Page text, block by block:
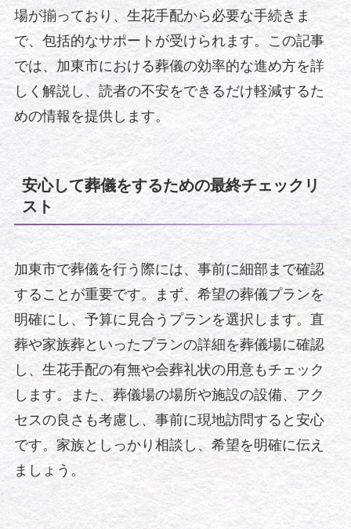
場が揃っており、生花手配から必要な手続きま
で、包括的なサポートが受けられます。この記事
では、加東市における葬儀の効率的な進め方を詳
しく解説し、読者の不安をできるだけ軽減するた
めの情報を提供します。
安心して葬儀をするための最終チェックリ
スト
加東市で葬儀を行う際には、事前に細部まで確認
することが重要です。まず、希望の葬儀プランを
明確にし、予算に見合うプランを選択します。直
葬や家族葬といったプランの詳細を葬儀場に確認
し、生花手配の有無や会葬礼状の用意もチェック
します。また、葬儀場の場所や施設の設備、アク
セスの良さも考慮し、事前に現地訪問すると安心
です。家族としっかり相談し、希望を明確に伝え
ましょう。